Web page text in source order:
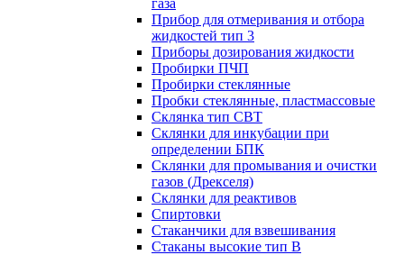
газа
Прибор для отмеривания и отбора
жидкостей тип 3
Приборы дозирования жидкости
Пробирки ПЧП
Пробирки стеклянные
Пробки стеклянные, пластмассовые
Склянка тип СВТ
Склянки для инкубации при
определении БПК
Склянки для промывания и очистки
газов (Дрекселя)
Склянки для реактивов
Спиртовки
Стаканчики для взвешивания
Стаканы высокие тип В